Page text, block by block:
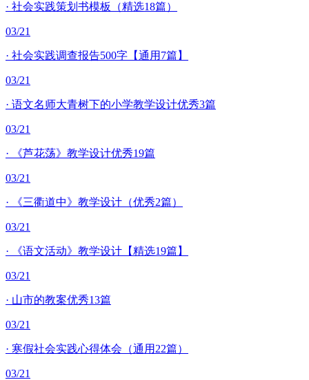
· 社会实践策划书模板（精选18篇）
03/21
· 社会实践调查报告500字【通用7篇】
03/21
· 语文名师大青树下的小学教学设计优秀3篇
03/21
· 《芦花荡》教学设计优秀19篇
03/21
· 《三衢道中》教学设计（优秀2篇）
03/21
· 《语文活动》教学设计【精选19篇】
03/21
· 山市的教案优秀13篇
03/21
· 寒假社会实践心得体会（通用22篇）
03/21